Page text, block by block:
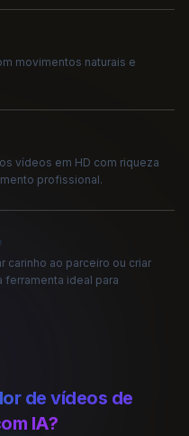
movimentos naturais e
vídeos em HD com riqueza
profissional.
carinho ao parceiro ou criar
ideal para
de vídeos de
IA?